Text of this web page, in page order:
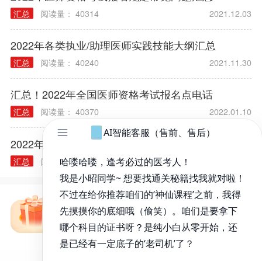
汇总 阅读量： 40314 2021.12.03
汇总 阅读量： 40240 2021.11.30
汇总！2022年全国医师资格考试报名点电话
汇总 阅读量： 40370
2022年中医执业医师资格考试报名时间
阅读量： 40299 2021.12.28
免费备考资料包